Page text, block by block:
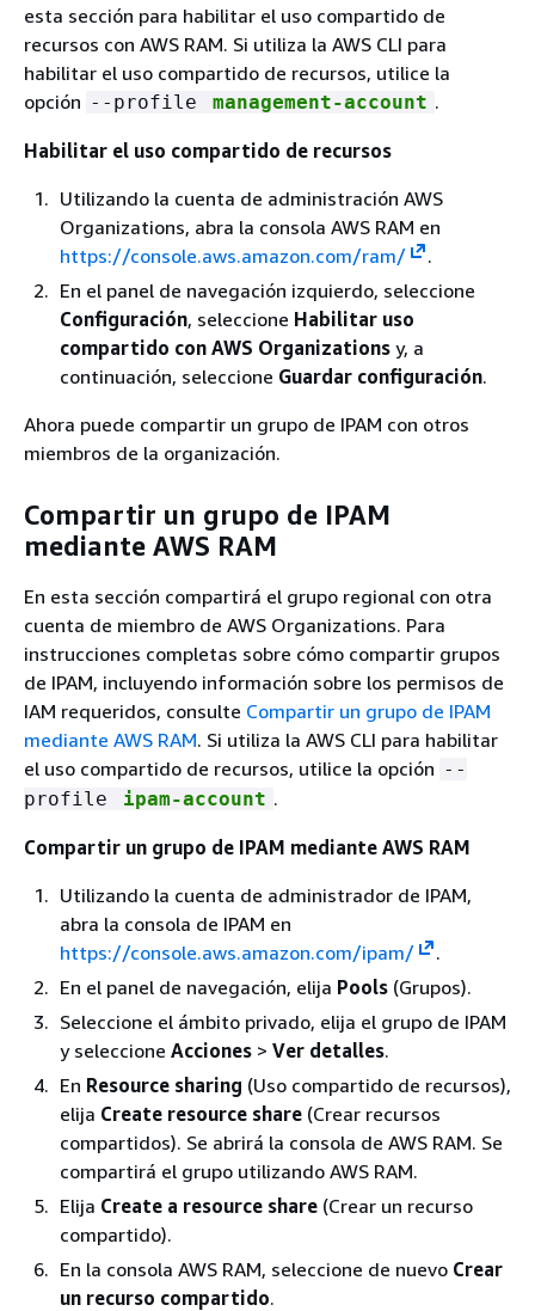
esta sección para habilitar el uso compartido de
recursos con AWS RAM. Si utiliza la AWS CLI para
habilitar el uso compartido de recursos, utilice la
opción --profile management-account .
Habilitar el uso compartido de recursos
Utilizando la cuenta de administración AWS
Organizations, abra la consola AWS RAM en
https://console.aws.amazon.com/ram/
.
En el panel de navegación izquierdo, seleccione
Configuración, seleccione Habilitar uso
compartido con AWS Organizations y, a
continuación, seleccione Guardar configuración.
Ahora puede compartir un grupo de IPAM con otros
miembros de la organización.
Compartir un grupo de IPAM
mediante AWS RAM
En esta sección compartirá el grupo regional con otra
cuenta de miembro de AWS Organizations. Para
instrucciones completas sobre cómo compartir grupos
de IPAM, incluyendo información sobre los permisos de
IAM requeridos, consulte Compartir un grupo de IPAM
mediante AWS RAM. Si utiliza la AWS CLI para habilitar
el uso compartido de recursos, utilice la opción --
profile
ipam-account .
Compartir un grupo de IPAM mediante AWS RAM
Utilizando la cuenta de administrador de IPAM,
abra la consola de IPAM en
https://console.aws.amazon.com/ipam/
.
En el panel de navegación, elija Pools (Grupos).
Seleccione el ámbito privado, elija el grupo de IPAM
y seleccione Acciones > Ver detalles.
En Resource sharing (Uso compartido de recursos),
elija Create resource share (Crear recursos
compartidos). Se abrirá la consola de AWS RAM. Se
compartirá el grupo utilizando AWS RAM.
Elija Create a resource share (Crear un recurso
compartido).
En la consola AWS RAM, seleccione de nuevo Crear
un recurso compartido.